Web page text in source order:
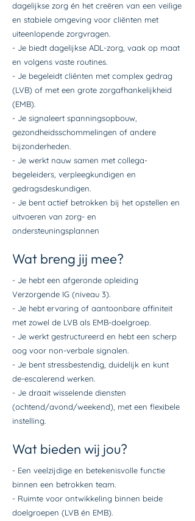
dagelijkse zorg én het creëren van een veilige
en stabiele omgeving voor cliënten met
uiteenlopende zorgvragen.
- Je biedt dagelijkse ADL-zorg, vaak op maat
en volgens vaste routines.
- Je begeleidt cliënten met complex gedrag
(LVB) of met een grote zorgafhankelijkheid
(EMB).
- Je signaleert spanningsopbouw,
gezondheidsschommelingen of andere
bijzonderheden.
- Je werkt nauw samen met collega-
begeleiders, verpleegkundigen en
gedragsdeskundigen.
- Je bent actief betrokken bij het opstellen en
uitvoeren van zorg- en
ondersteuningsplannen
Wat breng jij mee?
- Je hebt een afgeronde opleiding
Verzorgende IG (niveau 3).
- Je hebt ervaring of aantoonbare affiniteit
met zowel de LVB als EMB-doelgroep.
- Je werkt gestructureerd en hebt een scherp
oog voor non-verbale signalen.
- Je bent stressbestendig, duidelijk en kunt
de-escalerend werken.
- Je draait wisselende diensten
(ochtend/avond/weekend), met een flexibele
instelling.
Wat bieden wij jou?
- Een veelzijdige en betekenisvolle functie
binnen een betrokken team.
- Ruimte voor ontwikkeling binnen beide
doelgroepen (LVB én EMB).